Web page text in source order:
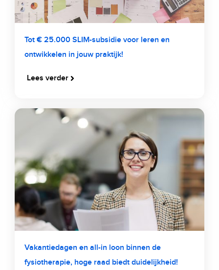
Tot € 25.000 SLIM-subsidie voor leren en
ontwikkelen in jouw praktijk!
Lees verder
Vakantiedagen en all-in loon binnen de
fysiotherapie, hoge raad biedt duidelijkheid!